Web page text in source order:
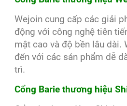
Wejoin cung cấp các giải
động với công nghệ tiên
mật cao và độ bền lâu dài.
đến với các sản phẩm dễ
trì.
Cổng Barie thương hiệu